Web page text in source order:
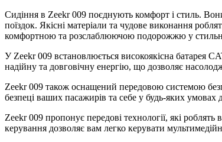
Сидіння в Zeekr 009 поєднують комфорт і стиль.
поїздок. Якісні матеріали та чудове виконання
комфортною та розслаблюючою подорожжю у
У Zeekr 009 встановлюється високоякісна батарея
надійну та довговічну енергію, що дозволяє
Zeekr 009 також оснащений передовою системою
безпеці ваших пасажирів та себе у будь-яких умовах
Zeekr 009 пропонує передові технології, які
керування дозволяє вам легко керувати